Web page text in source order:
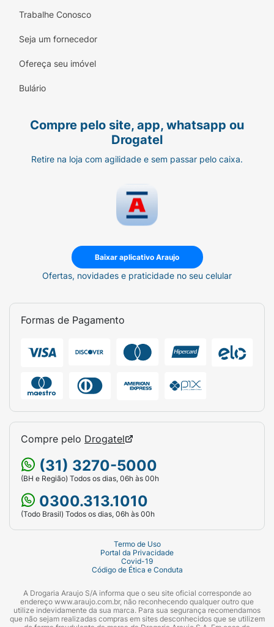
Trabalhe Conosco
Seja um fornecedor
Ofereça seu imóvel
Bulário
Compre pelo site, app, whatsapp ou
Drogatel
Retire na loja com agilidade e sem passar pelo caixa.
Baixar aplicativo Araujo
Ofertas, novidades e praticidade no seu celular
Formas de Pagamento
Compre pelo Drogatel
(31) 3270-5000
(BH e Região) Todos os dias, 06h às 00h
0300.313.1010
(Todo Brasil) Todos os dias, 06h às 00h
Termo de Uso
Portal da Privacidade
Covid-19
Código de Ética e Conduta
A Drogaria Araujo S/A informa que o seu site oficial corresponde ao
endereço www.araujo.com.br, não reconhecendo qualquer outro que
utilize indevidamente da sua marca. Para sua segurança recomendamos
que não sejam realizadas compras em sites desconhecidos que se utilizem